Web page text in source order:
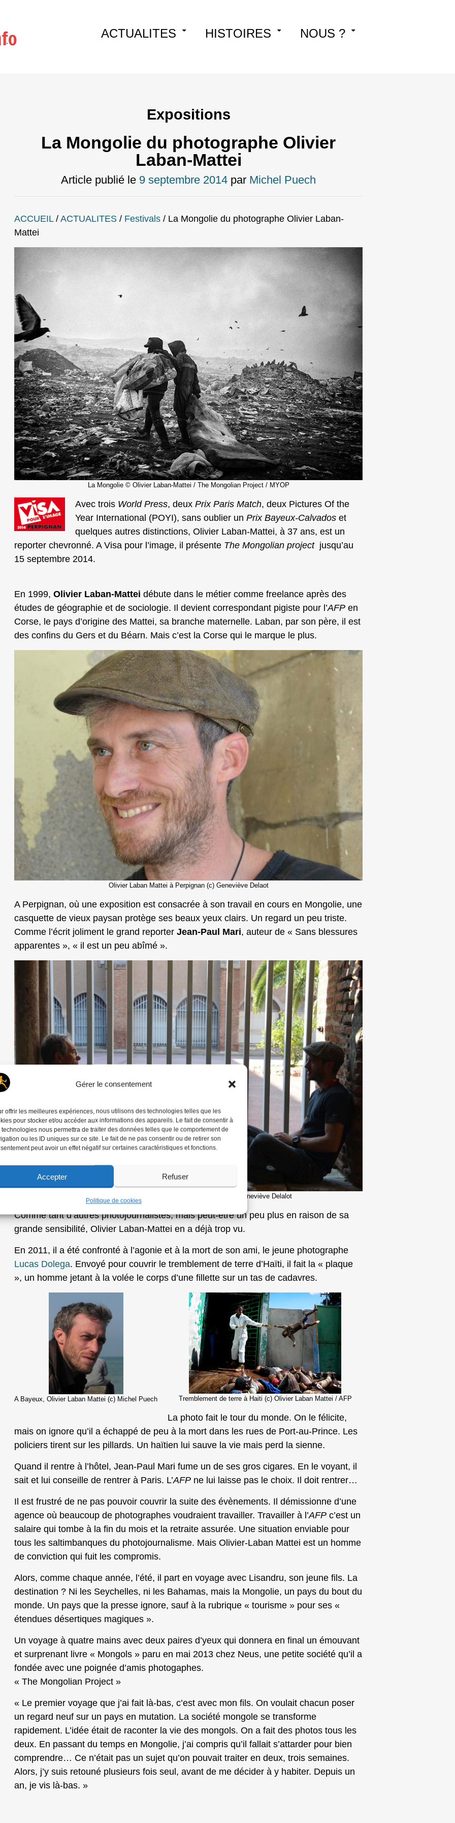
Gérer le consentement
offrir les meilleures expériences, nous utilisons des technologies telles que les
pour stocker et/ou accéder aux informations des appareils. Le fait de consentir à
technologies nous permettra de traiter des données telles que le comportement de
ou les ID uniques sur ce site. Le fait de ne pas consentir ou de retirer son
peut avoir un effet négatif sur certaines caractéristiques et fonctions.
Accepter Refuser
Politique de cookies
Skip
ACTUALITES HISTOIRES NOUS ?
Expositions
La Mongolie du photographe Olivier
Laban-Mattei
Article publié le 9 septembre 2014 par Michel Puech
ACCUEIL/ ACTUALITES / Festivals / La Mongolie du photographe Olivier Laban-
Mattei
La Mongolie © Olivier Laban-Mattei / The Mongolian Project / MYOP
Avec trois World Press, deux Prix Paris Match, deux Pictures Of the
Year International (POYI), sans oublier un Prix Bayeux-Calvados et
quelques autres distinctions, Olivier Laban-Mattei, à 37 ans, est un
reporter chevronné. A Visa pour l’image, il présente The Mongolian projectjusqu’au
15 septembre 2014.
En 1999, Olivier Laban-Mattei débute dans le métier comme freelance après des
études de géographie et de sociologie. Il devient correspondant pigiste pour l’AFP en
Corse, le pays d’origine des Mattei, sa branche maternelle. Laban, par son père, il est
des confins du Gers et du Béarn. Mais c’est la Corse qui le marque le plus.
Olivier Laban Mattei à Perpignan (c) Geneviève Delaot
A Perpignan, où une exposition est consacrée à son travail en cours en Mongolie, une
casquette de vieux paysan protège ses beaux yeux clairs. Un regard un peu triste.
Comme l’écrit joliment le grand reporter Jean-Paul Mari, auteur de « Sans blessures
apparentes », « il est un peu abîmé ».
Jean-Paul Mari à gauche et Olivier Laban Mattei (c) Geneviève Delalot
Comme tant d’autres photojournalistes, mais peut-être un peu plus en raison de sa
grande sensibilité, Olivier Laban-Mattei en a déjà trop vu.
En 2011, il a été confronté à l’agonie et à la mort de son ami, le jeune photographe
Lucas Dolega. Envoyé pour couvrir le tremblement de terre d’Haïti, il fait la « plaque
», un homme jetant à la volée le corps d’une fillette sur un tas de cadavres.
A Bayeux, Olivier Laban Mattei (c) Michel Puech Tremblement de terre à Haiti (c) Olivier Laban Mattei / AFP
La photo fait le tour du monde. On le félicite,
mais on ignore qu’il a échappé de peu à la mort dans les rues de Port-au-Prince. Les
policiers tirent sur les pillards. Un haïtien lui sauve la vie mais perd la sienne.
Quand il rentre à l’hôtel, Jean-Paul Mari fume un de ses gros cigares. En le voyant, il
sait et lui conseille de rentrer à Paris. L’AFP ne lui laisse pas le choix. Il doit rentrer…
Il est frustré de ne pas pouvoir couvrir la suite des évènements. Il démissionne d’une
agence où beaucoup de photographes voudraient travailler. Travailler à l’AFP c’est un
salaire qui tombe à la fin du mois et la retraite assurée. Une situation enviable pour
tous les saltimbanques du photojournalisme. Mais Olivier-Laban Mattei est un homme
de conviction qui fuit les compromis.
Alors, comme chaque année, l’été, il part en voyage avec Lisandru, son jeune fils. La
destination ? Ni les Seychelles, ni les Bahamas, mais la Mongolie, un pays du bout du
monde. Un pays que la presse ignore, sauf à la rubrique « tourisme » pour ses «
étendues désertiques magiques ».
Un voyage à quatre mains avec deux paires d’yeux qui donnera en final un émouvant
et surprenant livre « Mongols » paru en mai 2013 chez Neus, une petite société qu’il a
fondée avec une poignée d’amis photogaphes.
« The Mongolian Project »
« Le premier voyage que j’ai fait là-bas, c’est avec mon fils. On voulait chacun poser
un regard neuf sur un pays en mutation. La société mongole se transforme
rapidement. L’idée était de raconter la vie des mongols. On a fait des photos tous les
deux. En passant du temps en Mongolie, j’ai compris qu’il fallait s’attarder pour bien
comprendre… Ce n’était pas un sujet qu’on pouvait traiter en deux, trois semaines.
Alors, j’y suis retouné plusieurs fois seul, avant de me décider à y habiter. Depuis un
an, je vis là-bas. »